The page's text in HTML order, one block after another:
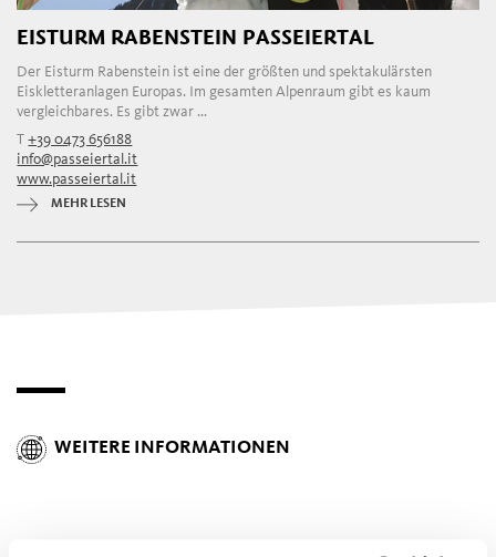
EISTURM RABENSTEIN PASSEIERTAL
Der Eisturm Rabenstein ist eine der größten und spektakulärsten
Eiskletteranlagen Europas. Im gesamten Alpenraum gibt es kaum
vergleichbares. Es gibt zwar ...
T+39 0473 656188
info@passeiertal.it
www.passeiertal.it
MEHR LESEN
WEITERE INFORMATIONEN